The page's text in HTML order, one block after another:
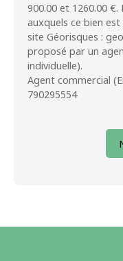
900.00 et 1260.00
auxquels ce bien
site Géorisques :
proposé par un
individuelle).
Agent commercial
790295554